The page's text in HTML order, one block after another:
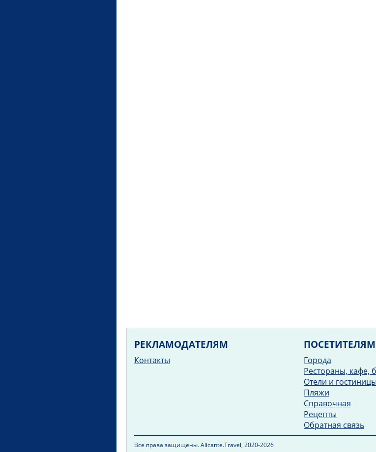
РЕКЛАМОДАТЕЛЯМ
Контакты
ПОСЕТИТЕЛЯМ
Города
Рестораны, кафе,
Отели и гостиницы
Пляжи
Справочная
Рецепты
Обратная связь
Все права защищены. Alicante.Travel, 2020-2026